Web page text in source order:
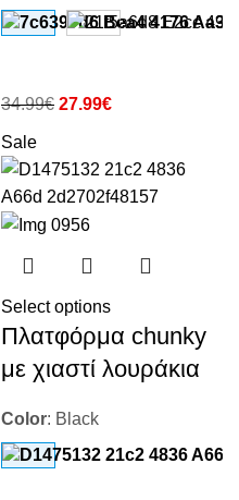
34.99€ 27.99€
Sale
Select options
Πλατφόρμα chunky
με χιαστί λουράκια
Color: Black